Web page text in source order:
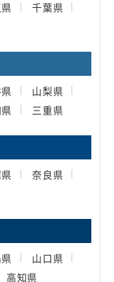
千葉県
山梨県
三重県
奈良県
山口県
高知県